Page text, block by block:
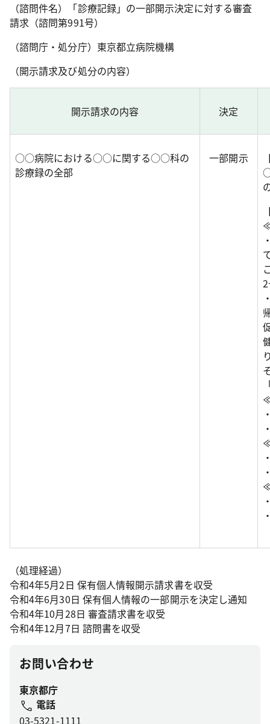
（諮問件名）「診療記録」の一部開示決定に対する審査
請求（諮問第991号）
（諮問庁・処分庁）東京都立病院機構
（開示請求及び処分の内容）
開示請求の内容 決定
○○病院における○○に関する○○科の
診療録の全部
一部開示
（処理経過）
令和4年5月2日 保有個人情報開示請求書を収受
令和4年6月30日 保有個人情報の一部開示を決定し通知
令和4年10月28日 審査請求書を収受
令和4年12月7日 諮問書を収受
お問い合わせ
東京都庁
電話
03-5321-1111